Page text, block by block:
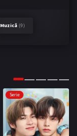
Muzică (9)
Serie